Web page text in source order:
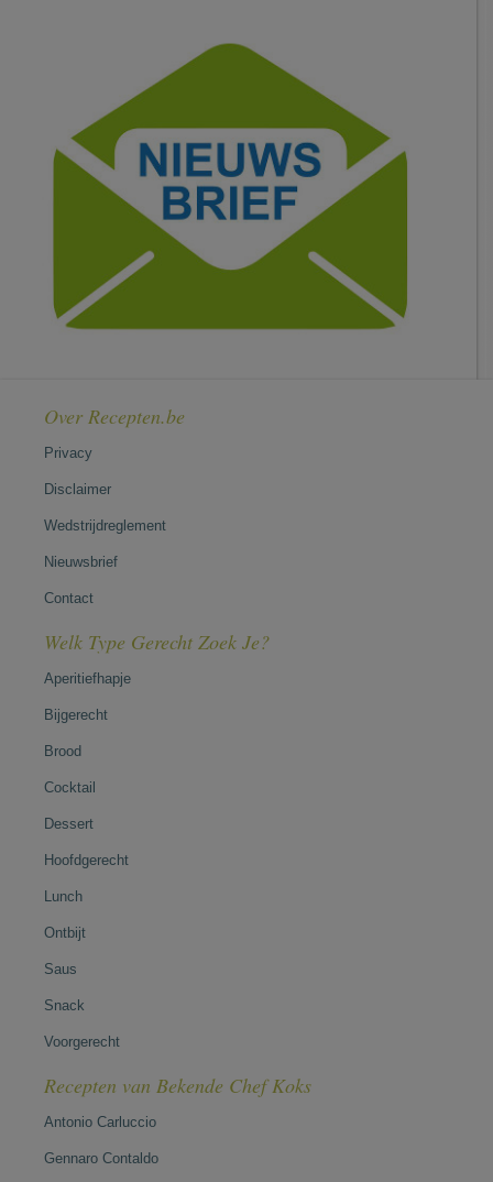
Over Recepten.be
Privacy
Disclaimer
Wedstrijdreglement
Nieuwsbrief
Contact
Welk Type Gerecht Zoek Je?
Aperitiefhapje
Bijgerecht
Brood
Cocktail
Dessert
Hoofdgerecht
Lunch
Ontbijt
Saus
Snack
Voorgerecht
Recepten van Bekende Chef Koks
Antonio Carluccio
Gennaro Contaldo